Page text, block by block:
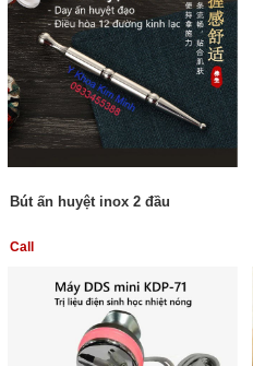
Bút ấn huyệt inox 2 đầu
Call